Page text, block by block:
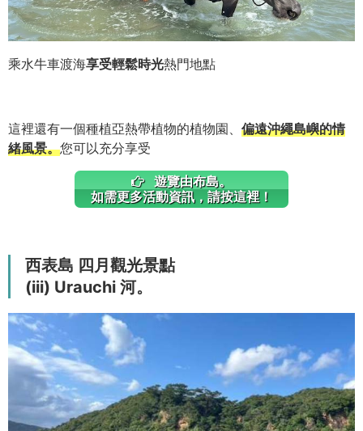
乘水牛車渡海享受輕鬆時光熱門地點
這裡還有一個種植亞熱帶植物的植物園、 偏遠沖繩島嶼的情
緒風景。您可以充分享受
遊覽由布島。
如需更多活動資訊，請按這裡！
西表島 四月觀光景點
(iii) Urauchi 河。